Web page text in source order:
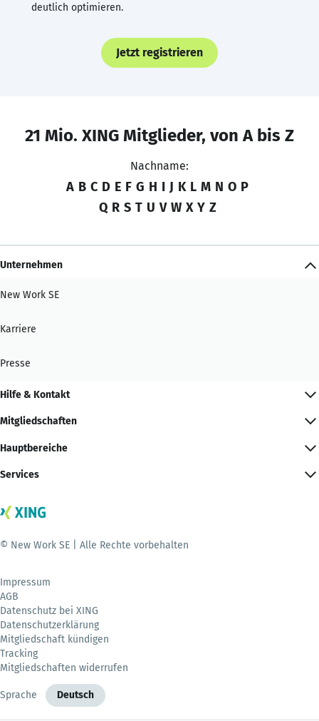
deutlich optimieren.
Jetzt registrieren
21 Mio. XING Mitglieder, von A bis Z
Nachname:
A B C D E F G H I J K L M N O P
Q R S T U V W X Y Z
Unternehmen
New Work SE
Karriere
Presse
Hilfe & Kontakt
Mitgliedschaften
Hauptbereiche
Services
© New Work SE | Alle Rechte vorbehalten
Impressum
AGB
Datenschutz bei XING
Datenschutzerklärung
Mitgliedschaft kündigen
Tracking
Mitgliedschaften widerrufen
Sprache Deutsch